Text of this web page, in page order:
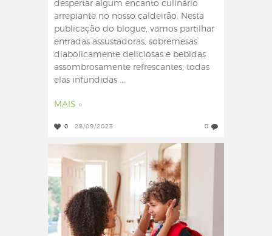
despertar algum encanto culinário
arrepiante no nosso caldeirão. Nesta
publicação do blogue, vamos partilhar
entradas assustadoras, sobremesas
diabolicamente deliciosas e bebidas
assombrosamente refrescantes, todas
elas infundidas ...
MAIS »
0 28/09/2023 0